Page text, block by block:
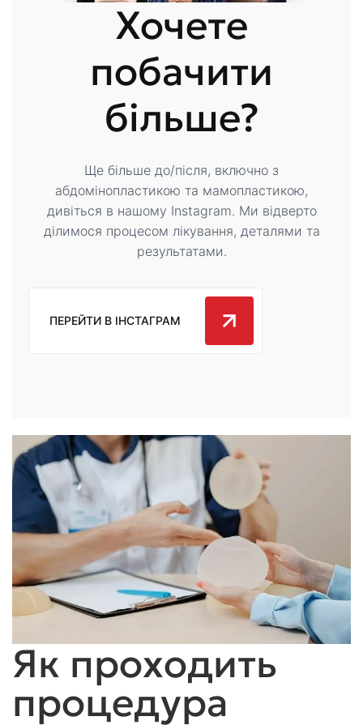
Хочете
побачити
більше?
Ще більше до/після, включно з
абдомінопластикою та мамопластикою,
дивіться в нашому Instagram. Ми відверто
ділимося процесом лікування, деталями та
результатами.
ПЕРЕЙТИ В ІНСТАГРАМ
Як проходить
процедура